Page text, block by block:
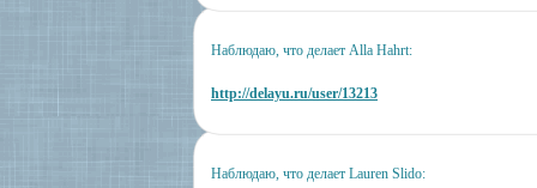
Наблюдаю, что делает Alla Hahrt:
http://delayu.ru/user/13213
Наблюдаю, что делает Lauren Slido: